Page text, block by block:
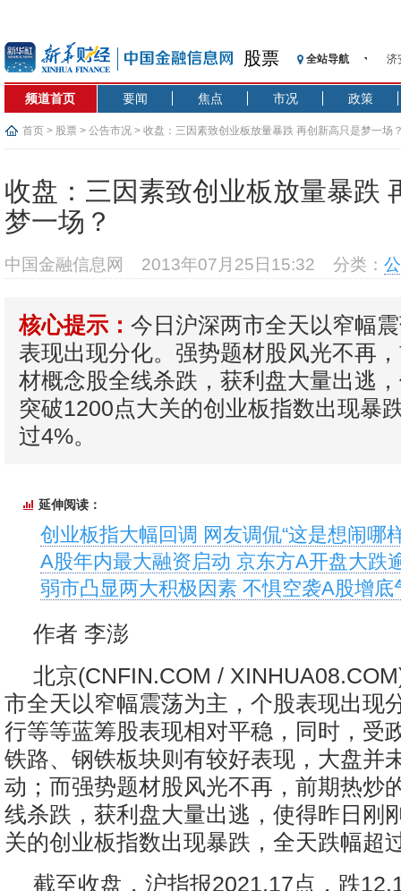
股票 全站导航
【
【
济
恒
频道首页 要闻 焦点 市况 政策
首页 > 股票 > 公告市况 > 收盘：三因素致创业板放量暴跌 再创新高只是梦一场
收盘：三因素致创业板放量暴跌
梦一场？
中国金融信息网 2013年07月25日15:32 分类：
核心提示： 今日沪深两市全天以窄幅
表现出现分化。强势题材股风光不再
材概念股全线杀跌，获利盘大量出逃
突破1200点大关的创业板指数出现暴
过4%。
延伸阅读：
创业板指大幅回调 网友调侃“这是想闹哪
A股年内最大融资启动 京东方A开盘大跌
弱市凸显两大积极因素 不惧空袭A股增底
作者 李澎
北京(CNFIN.COM /
市全天以窄幅震荡为主，个股表现出现
行等等蓝筹股表现相对平稳，同时，受
铁路、钢铁板块则有较好表现，大盘并
动；而强势题材股风光不再，前期热炒
线杀跌，获利盘大量出逃，使得昨日刚
关的创业板指数出现暴跌，全天跌幅超
截至收盘，沪指报2021.17点，跌